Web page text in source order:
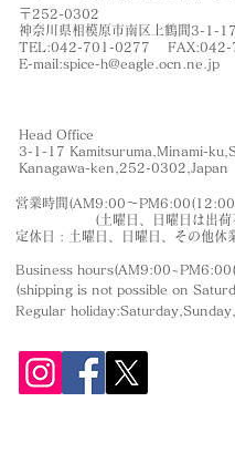
〒252-0302
神奈川県相模原市南区上鶴間3-1-17
TEL:042-701-0277 FAX:042-
​E-mail:spice-h@eagle.ocn.ne.jp
Head Office
3-1-17 Kamitsuruma,Minami-
​Kanagawa-ken,252-0302,Japan
営業時間(AM9:00〜
(土曜日、日曜日は出荷
定休日 : 土曜日、日曜日、その他休
Business
(shipping is not possible on
Regular